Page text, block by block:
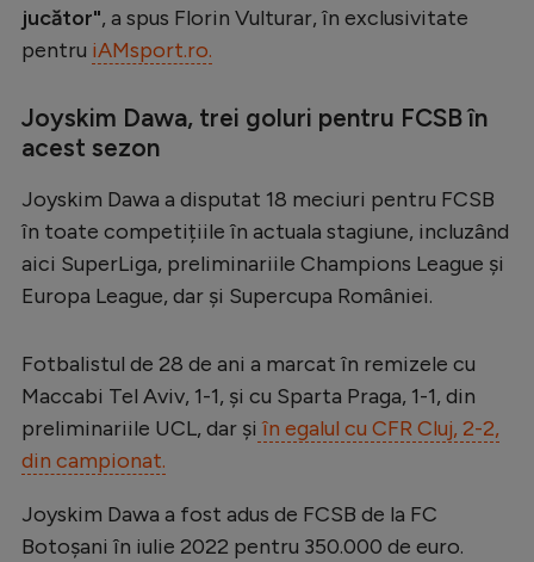
Ciclism
Alte sporturi
JO 2026
Intră în cont
jucător", a spus Florin Vulturar, în exclusivitate
pentru iAMsport.ro.
Joyskim Dawa, trei goluri pentru FCSB în
acest sezon
Joyskim Dawa a disputat 18 meciuri pentru FCSB
în toate competițiile în actuala stagiune, incluzând
aici SuperLiga, preliminariile Champions League și
Europa League, dar și Supercupa României.
Fotbalistul de 28 de ani a marcat în remizele cu
Maccabi Tel Aviv, 1-1, și cu Sparta Praga, 1-1, din
preliminariile UCL, dar și în egalul cu CFR Cluj, 2-2,
din campionat.
Joyskim Dawa a fost adus de FCSB de la FC
Botoșani în iulie 2022 pentru 350.000 de euro.